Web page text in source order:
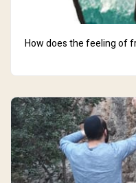
How does the feeling of